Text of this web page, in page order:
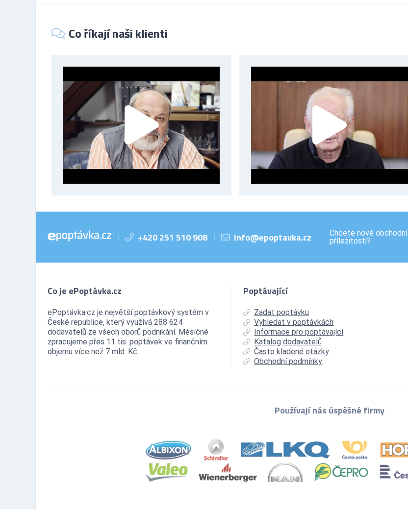
Co říkají naši klienti
| +420 251 510 908 | info@epoptavka.cz
Chcete nové obchodní
příležitosti?
Co je ePoptávka.cz
ePoptávka.cz je největší poptávkový systém v
České republice, který využívá 288 624
dodavatelů ze všech oborů podnikání. Měsíčně
zpracujeme přes 11 tis. poptávek ve finančním
objemu více než 7 mld. Kč.
Poptávající
Zadat poptávku
Vyhledat v poptávkách
Informace pro poptávající
Katalog dodavatelů
Často kladené otázky
Obchodní podmínky
Používají nás úspěšné firmy